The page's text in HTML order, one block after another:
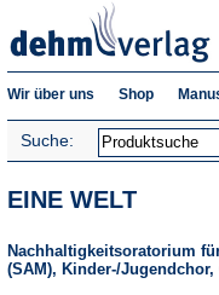
Wir über uns Shop
Suche:
EINE WELT
Nachhaltigkeitsoratorium
(SAM), Kinder-/